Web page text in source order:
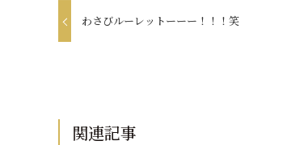
わさびルーレットーーー！！！笑
関連記事